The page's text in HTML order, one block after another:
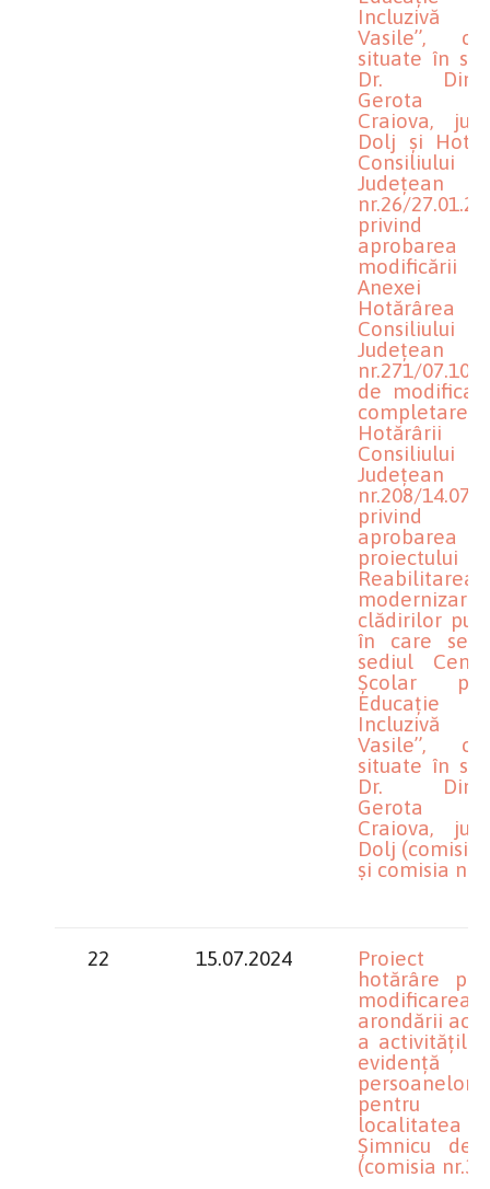
Incluzivă
Vasile’’,
situate în
Dr.
Gerota
Craiova,
Dolj și
Consiliului
Județean
nr.26/
privind
aprobarea
modificării
Anexei
Hotărârea
Consiliului
Județean
nr.271/
de
Hotărârii
Consiliului
Județean
nr.208/
privind
aprobarea
modernizarea
clădirilor
în care se
sediul
Școlar
Educație
Incluzivă
Vasile’’,
situate în
Dr.
Gerota
Craiova,
Dolj (comisia
și comisia
22 15.07.2024
Proiect
hotărâre
modificarea
arondării
a
persoanelor
pentru
localitatea
Șimnicu de
(comisia nr.3)